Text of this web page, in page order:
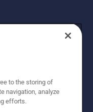
vorbehalten.
Satzfehler sind
handelt es sich um
to the storing of
navigation, analyze
efforts.